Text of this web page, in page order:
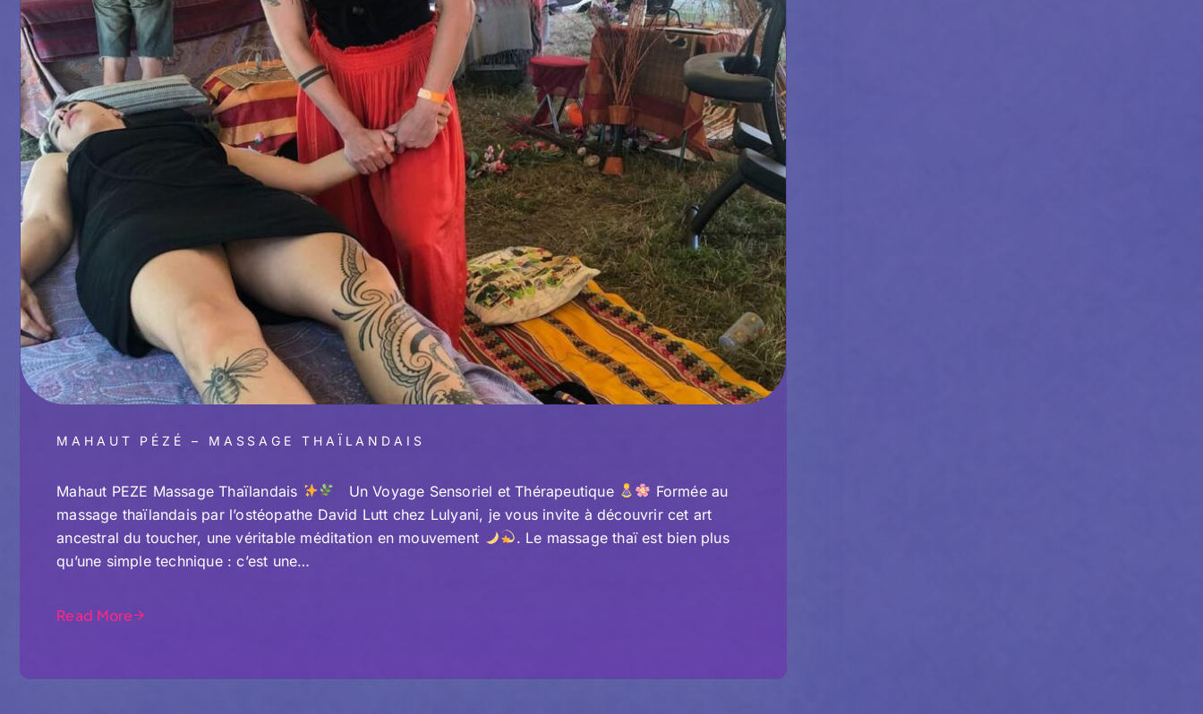
MAHAUT PÉZÉ – MASSAGE THAÏLANDAIS
Mahaut PEZE Massage Thaïlandais Un Voyage Sensoriel et Thérapeutique
Formée au
massage thaïlandais par l’ostéopathe David Lutt chez Lulyani, je vous invite à découvrir cet art
ancestral du toucher, une véritable méditation en mouvement
. Le massage thaï est bien plus
qu’une simple technique : c’est une…
Read More